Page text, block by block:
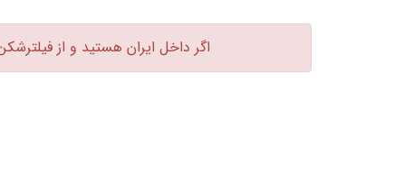
اگر داخل ایران هستید و از